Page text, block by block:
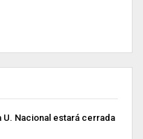
U. Nacional estará cerrada